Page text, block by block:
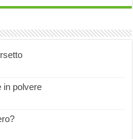
in polvere